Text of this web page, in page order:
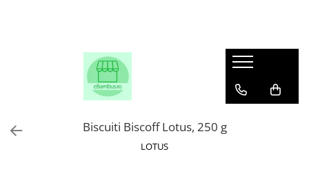
Biscuiti Biscoff Lotus, 250 g
LOTUS